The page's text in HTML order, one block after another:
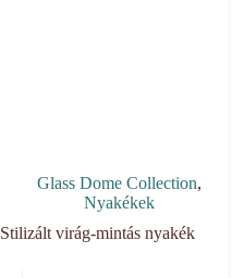
Glass Dome Collection,
Nyakékek
Stilizált virág-mintás nyakék